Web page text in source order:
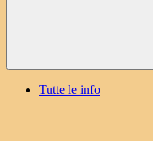
Tutte le info